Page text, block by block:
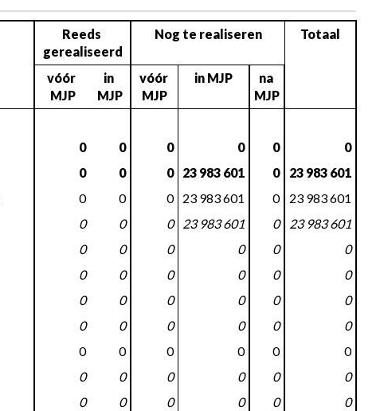
Reeds
gerealiseerd
Nog te realiseren Totaal
vóór
MJP
in
MJP
vóór
MJP
in MJP
na
MJP
0 0 0 0 0
0
0 0 0 23 983 601 0
23 983 601
0 0 0 23 983 601 0
23 983 601
0 0 0 23 983 601 0
23 983 601
0 0 0 0 0
0
0 0 0 0 0
0
0 0 0 0 0
0
0 0 0 0 0
0
0 0 0 0 0
0
0 0 0 0 0
0
0 0 0 0 0
0